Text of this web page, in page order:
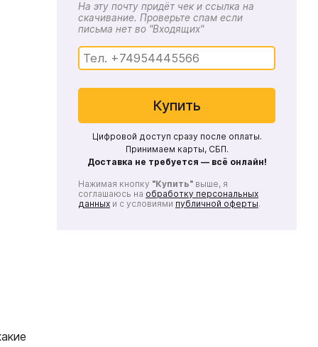
На эту почту придёт чек и ссылка на
скачивание. Проверьте спам если
письма нет во "Входящих"
Купить
Цифровой доступ сразу после оплаты.
Принимаем карты, СБП.
Доставка не требуется — всё онлайн!
Нажимая кнопку "Купить" выше, я
соглашаюсь на обработку персональных
данных и с условиями публичной оферты.